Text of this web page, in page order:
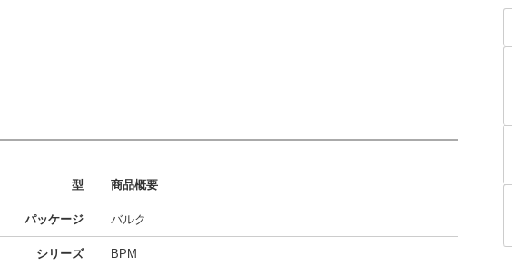
型 商品概要
パッケージ バルク
シリーズ BPM